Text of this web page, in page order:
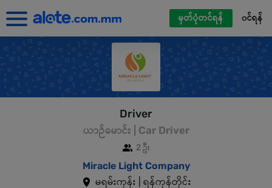
မှတ်ပုံတင်ရန် ၀င်ရန်
Driver
ယာဉ်မောင်း | Car Driver
2 ဦး
Miracle Light Company
မရမ်းကုန်း | ရန်ကုန်တိုင်း